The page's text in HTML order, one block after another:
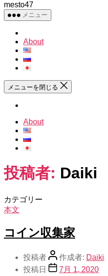
mesto47
メニュー
About
メニューを閉じる
About
投稿者: Daiki
カテゴリー
本文
コイン収集家
投稿者 作成者: Daiki
投稿日
7月 1, 2020